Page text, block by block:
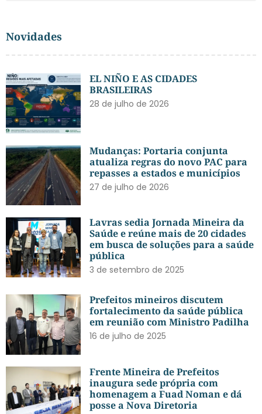
Novidades
EL NIÑO E AS CIDADES
BRASILEIRAS
28 de julho de 2026
Mudanças: Portaria conjunta
atualiza regras do novo PAC para
repasses a estados e municípios
27 de julho de 2026
Lavras sedia Jornada Mineira da
Saúde e reúne mais de 20 cidades
em busca de soluções para a saúde
pública
3 de setembro de 2025
Prefeitos mineiros discutem
fortalecimento da saúde pública
em reunião com Ministro Padilha
16 de julho de 2025
Frente Mineira de Prefeitos
inaugura sede própria com
homenagem a Fuad Noman e dá
posse a Nova Diretoria